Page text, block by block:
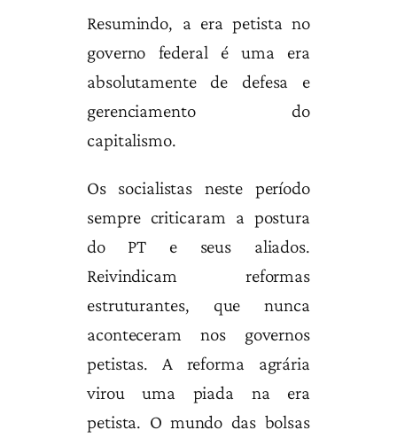
Resumindo, a era petista no
governo federal é uma era
absolutamente de defesa e
gerenciamento do
capitalismo.
Os socialistas neste período
sempre criticaram a postura
do PT e seus aliados.
Reivindicam reformas
estruturantes, que nunca
aconteceram nos governos
petistas. A reforma agrária
virou uma piada na era
petista. O mundo das bolsas